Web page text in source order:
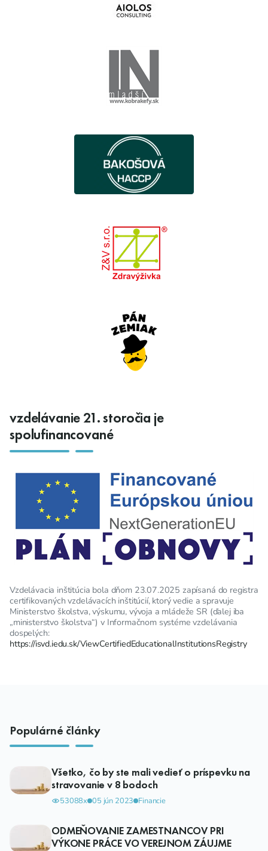
vzdelávanie 21. storočia je
spolufinancované
Vzdelávacia inštitúcia bola dňom 23.07.2025 zapísaná do registra
certifikovaných vzdelávacích inštitúcií, ktorý vedie a spravuje
Ministerstvo školstva, výskumu, vývoja a mládeže SR (ďalej iba
„ministerstvo školstva“) v Informačnom systéme vzdelávania
dospelých:
https://isvd.iedu.sk/ViewCertifiedEducationalInstitutionsRegistry
Populárné články
Všetko, čo by ste mali vedieť o príspevku na
stravovanie v 8 bodoch
53088x 05 jún 2023 Financie
ODMEŇOVANIE ZAMESTNANCOV PRI
VÝKONE PRÁCE VO VEREJNOM ZÁUJME